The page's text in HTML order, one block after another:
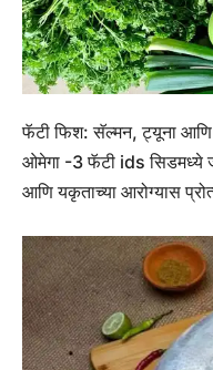
फॅटी फिश: सॅल्मन, ट्यूना आणि
ओमेगा -3 फॅटी ids सिडमध्ये
आणि यकृताच्या आरोग्यास